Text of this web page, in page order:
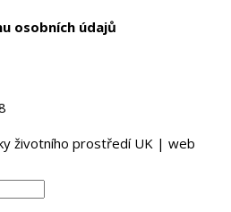
osobních údajů
životního prostředí UK | web